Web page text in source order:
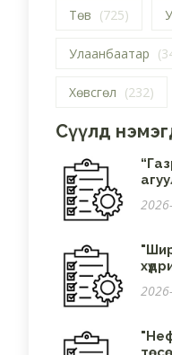
Төв (725)
Улаанбаатар
Хөвсгөл (232)
Сүүлд